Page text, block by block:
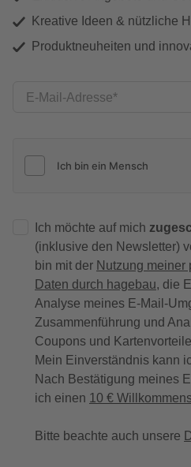
Kreative Ideen & nützliche
Produktneuheiten und
E-Mail-Adresse
Ich möchte auf mich
(inklusive den Newsletter)
bin mit der Nutzung meiner
Daten durch hagebau, die
Analyse meines E-Mail-
Zusammenführung und
Coupons und
Mein Einverständnis kann
Nach Bestätigung meines
ich einen 10 €
Bitte beachte auch unsere